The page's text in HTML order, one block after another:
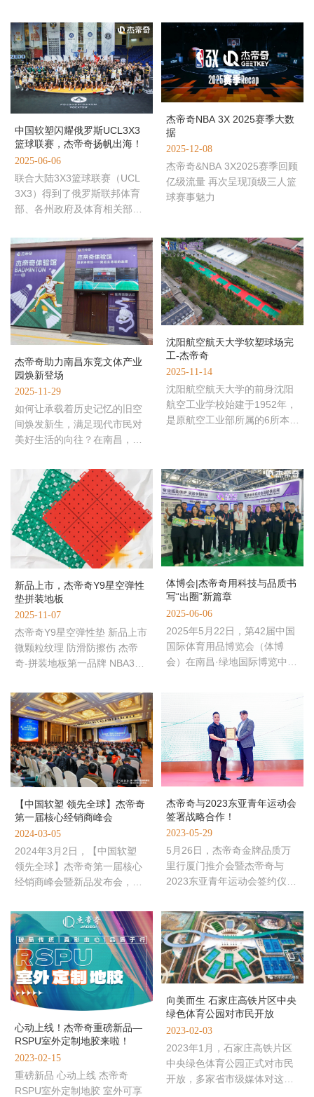
烟台友缘（精英组）、魏桥创
业（
板，以专业品质助力赛事
中国软塑闪耀俄罗斯UCL3X3
篮球联赛，杰帝奇扬帆出海！
2025-06-06
联合大陆3X3篮球联赛（UCL
3X3）得到了俄罗斯联邦体育
部、各州政府及体育相关部
协、大型央企俄罗斯原子能集
团
杰帝奇NBA 3X 2025赛季大数
据
2025-12-08
杰帝奇&NBA 3X2025赛季回顾
亿级流量 再次呈现顶级三人篮
球赛事魅力
杰帝奇助力南昌东竞文体产业
园焕新登场
2025-11-29
如何让承载着历史记忆的旧空
间焕发新生，满足现代市民对
美好生活的向往？在南昌，一
案。通过一场精心的改造，它
沈阳航空航天大学软塑球场完
工-杰帝奇
2025-11-14
沈阳航空航天大学的前身沈阳
航空工业学校始建于1952年，
是原航空工业部所属的6所本科
新品上市，杰帝奇Y9星空弹性
垫拼装地板
2025-11-07
杰帝奇Y9星空弹性垫 新品上市
微颗粒纹理 防滑防擦伤 杰帝
奇-拼装地板第一品牌 NBA3X
园软塑地板供应商
体博会|杰帝奇用科技与品质书
写“出圈”新篇章
2025-06-06
2025年5月22日，第42届中国
国际体育用品博览会（体博
会）在南昌·绿地国际博览中心
【中国软塑 领先全球】杰帝奇
第一届核心经销商峰会
2024-03-05
2024年3月2日，【中国软塑
领先全球】杰帝奇第一届核心
经销商峰会暨新品发布会，在
海外的超过千名杰帝奇核心经
杰帝奇与2023东亚青年运动会
签署战略合作！
2023-05-29
5月26日，杰帝奇金牌品质万
里行厦门推介会暨杰帝奇与
2023东亚青年运动会签约仪
行。杰帝奇总经理陈文召先
生、副
心动上线！杰帝奇重磅新品—
RSPU室外定制地胶来啦！
2023-02-15
重磅新品 心动上线 杰帝奇
RSPU室外定制地胶 室外可享
向美而生 石家庄高铁片区中央
绿色体育公园对市民开放
2023-02-03
2023年1月，石家庄高铁片区
中央绿色体育公园正式对市民
开放，多家省市级媒体对这里